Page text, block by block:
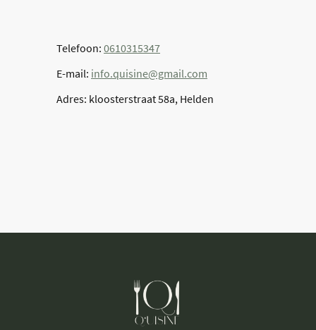
Telefoon: 0610315347
E-mail: info.quisine@gmail.com
Adres: kloosterstraat 58a, Helden